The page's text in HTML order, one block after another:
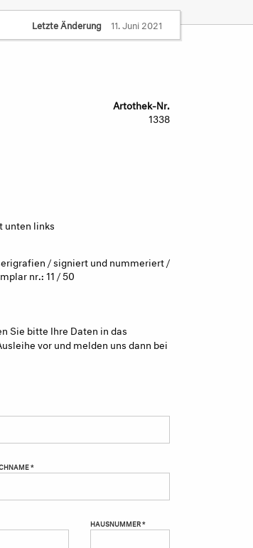
Letzte Änderung 11. Juni 2021
Artothek-Nr.
1338
unten links
/ signiert und nummeriert /
nr.: 11 / 50
Sie bitte Ihre Daten in das
vor und melden uns dann bei
*
HAUSNUMMER *